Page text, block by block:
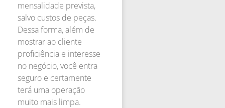
mensalidade prevista,
salvo custos de peças.
Dessa forma, além de
mostrar ao cliente
proficiência e interesse
no negócio, você entra
seguro e certamente
terá uma operação
muito mais limpa.